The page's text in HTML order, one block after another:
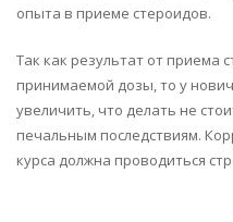
опыта в приеме стероидов.
Так как результат от приема
принимаемой дозы, то у
увеличить, что делать не
печальным последствиям.
курса должна проводиться